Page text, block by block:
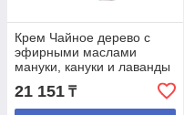
Крем Чайное дерево с
эфирными маслами
мануки, кануки и лаванды
21 151 ₸